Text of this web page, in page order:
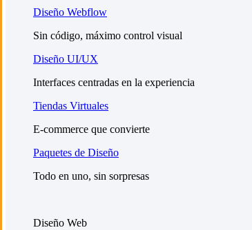
Diseño Webflow
Sin código, máximo control visual
Diseño UI/UX
Interfaces centradas en la experiencia
Tiendas Virtuales
E-commerce que convierte
Paquetes de Diseño
Todo en uno, sin sorpresas
Diseño Web